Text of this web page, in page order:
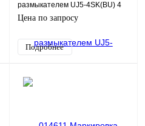
размыкателем UJ5-4SK(BU) 4
мм2, синяя
Цена по запросу
Подробнее